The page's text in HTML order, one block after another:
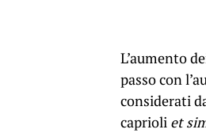
L’aumento
passo con
considerati
caprioli et